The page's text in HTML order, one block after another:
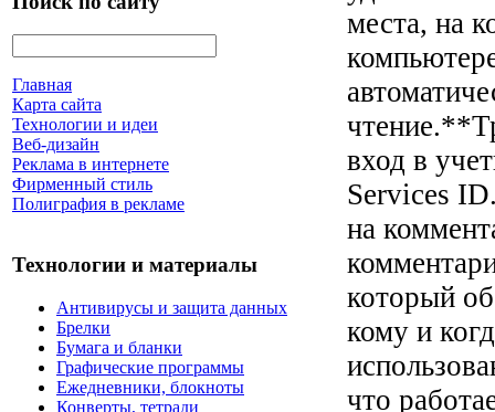
Главная
Карта сайта
Технологии и идеи
Веб-дизайн
Реклама в интернете
Фирменный стиль
Полиграфия в рекламе
Технологии и материалы
Антивирусы и защита данных
Брелки
Бумага и бланки
Графические программы
Ежедневники, блокноты
Конверты, тетради
места, на
вход в
Services
на
который
кому и
что